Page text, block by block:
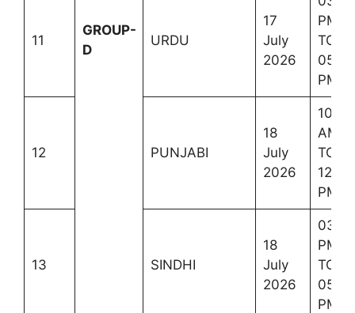
GROUP-
D
11 URDU
17
July
2026
PM
TO
05:30
PM
12 PUNJABI
18
July
2026
10:00
AM
TO
12:30
PM
13 SINDHI
18
July
2026
PM
TO
05:30
PM